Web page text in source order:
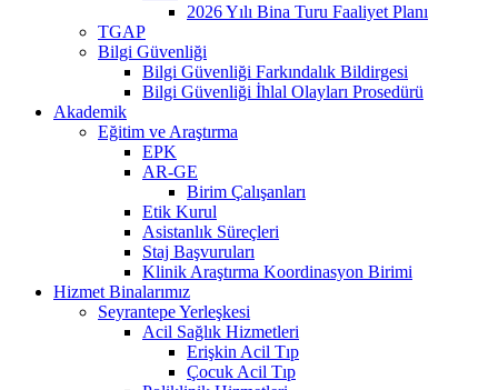
2026 Yılı Bina Turu Faaliyet Planı
TGAP
Bilgi Güvenliği
Bilgi Güvenliği Farkındalık Bildirgesi
Bilgi Güvenliği İhlal Olayları Prosedürü
Akademik
Eğitim ve Araştırma
EPK
AR-GE
Birim Çalışanları
Etik Kurul
Asistanlık Süreçleri
Staj Başvuruları
Klinik Araştırma Koordinasyon Birimi
Hizmet Binalarımız
Seyrantepe Yerleşkesi
Acil Sağlık Hizmetleri
Erişkin Acil Tıp
Çocuk Acil Tıp